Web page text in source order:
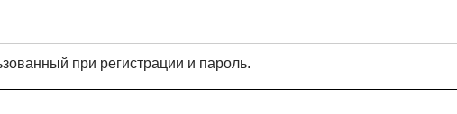
при регистрации и пароль.